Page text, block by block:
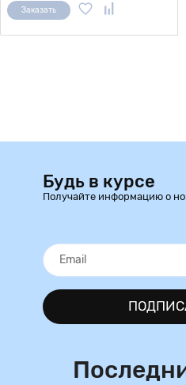
Заказать
Будь в курсе
Получайте информацию о